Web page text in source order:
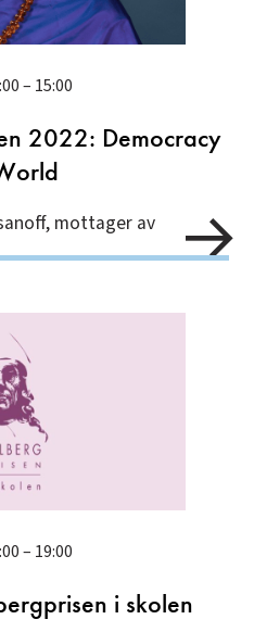
– 15:00
2022: Democracy
mottager av
– 19:00
i skolen